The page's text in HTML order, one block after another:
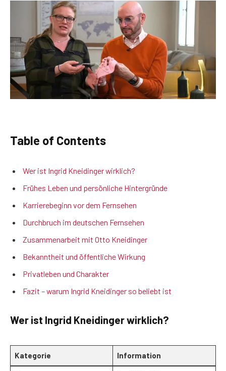
Table of Contents
Wer ist Ingrid Kneidinger wirklich?
Frühes Leben und persönliche Hintergründe
Karrierebeginn vor dem Fernsehen
Durchbruch im deutschen Fernsehen
Zusammenarbeit mit Otto Kneidinger
Bekanntheit und öffentliche Wirkung
Privatleben und Charakter
Fazit – warum Ingrid Kneidinger so beliebt ist
Wer ist Ingrid Kneidinger wirklich?
Kategorie Information